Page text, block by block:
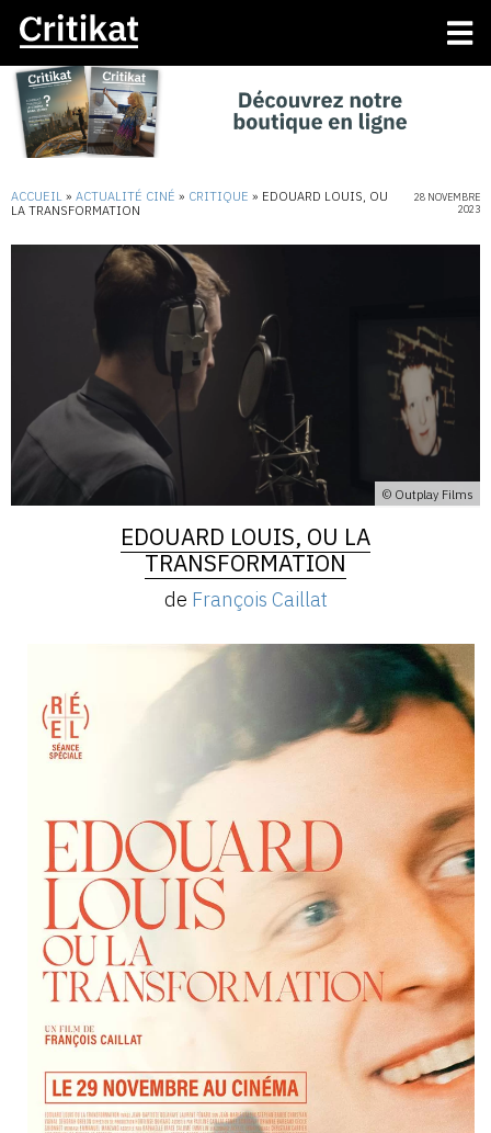
ACCUEIL » ACTUALITÉ CINÉ » CRITIQUE » EDOUARD LOUIS, OU
LA TRANSFORMATION
28 NOVEMBRE
2023
© Outplay Films
EDOUARD LOUIS, OU LA
TRANSFORMATION
de François Caillat